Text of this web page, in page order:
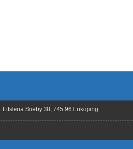
: Litslena Sneby 38, 745 96 Enköping